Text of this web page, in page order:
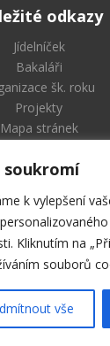
soukromí
k vylepšení
Kliknutím na
souborů
vše
odkazy
Jídelníček
Bakaláři
šk. roku
Projekty
Mapa stránek
škola
škola Příbram
| Všechna